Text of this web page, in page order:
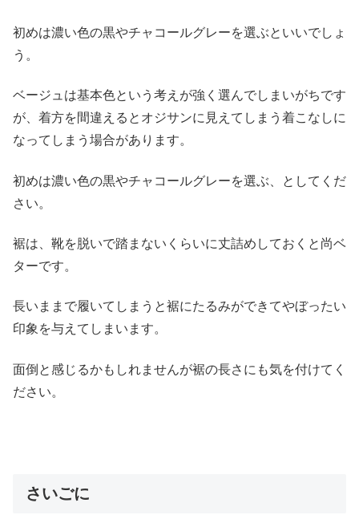
初めは濃い色の黒やチャコールグレーを選ぶといいでしょ
う。
ベージュは基本色という考えが強く選んでしまいがちです
が、着方を間違えるとオジサンに見えてしまう着こなしに
なってしまう場合があります。
初めは濃い色の黒やチャコールグレーを選ぶ、としてくだ
さい。
裾は、靴を脱いで踏まないくらいに丈詰めしておくと尚ベ
ターです。
長いままで履いてしまうと裾にたるみができてやぼったい
印象を与えてしまいます。
面倒と感じるかもしれませんが裾の長さにも気を付けてく
ださい。
さいごに